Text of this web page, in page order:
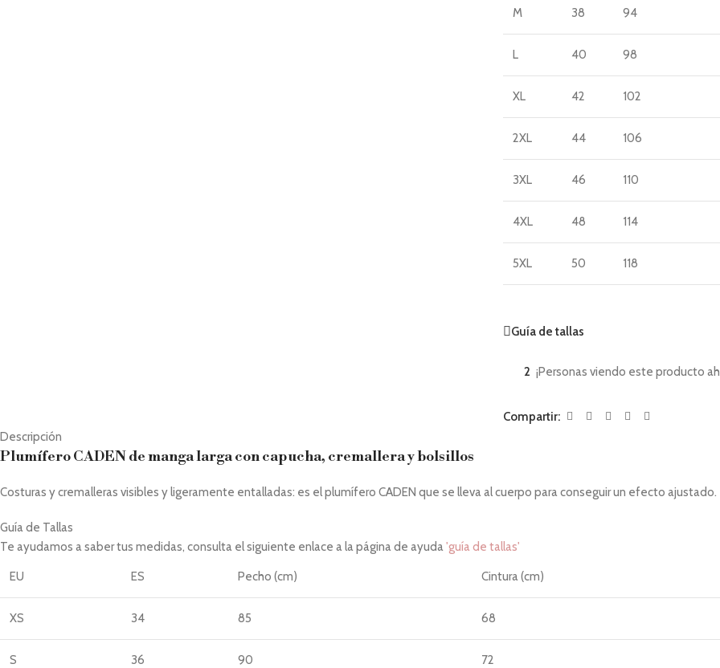
M 38 94
L 40 98
XL 42 102
2XL 44 106
3XL 46 110
4XL 48 114
5XL 50 118
Guía de tallas
2 ¡Personas viendo este producto
Compartir:
Descripción
Plumífero CADEN de manga larga con capucha, cremallera y bolsillos
Costuras y cremalleras visibles y ligeramente entalladas: es el plumífero CADEN que se lleva al cuerpo para conseguir un efecto ajustado.
Guía de Tallas
Te ayudamos a saber tus medidas, consulta el siguiente enlace a la página de ayuda'guía de tallas'
EU ES Pecho (cm) Cintura (cm)
XS 34 85 68
S 36 90 72